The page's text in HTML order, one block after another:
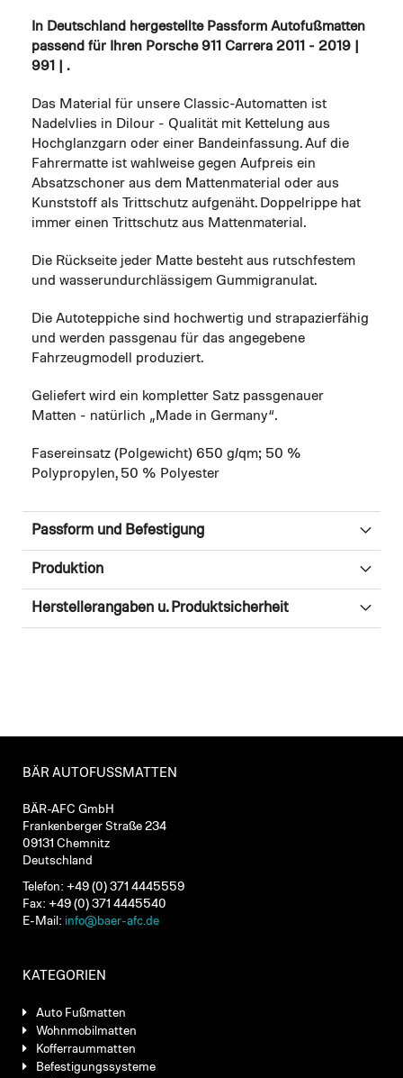
In Deutschland hergestellte Passform Autofußmatten
passend für Ihren Porsche 911 Carrera 2011 - 2019 |
991 | .
Das Material für unsere Classic-Automatten ist
Nadelvlies in Dilour - Qualität mit Kettelung aus
Hochglanzgarn oder einer Bandeinfassung. Auf die
Fahrermatte ist wahlweise gegen Aufpreis ein
Absatzschoner aus dem Mattenmaterial oder aus
Kunststoff als Trittschutz aufgenäht. Doppelrippe hat
immer einen Trittschutz aus Mattenmaterial.
Die Rückseite jeder Matte besteht aus rutschfestem
und wasserundurchlässigem Gummigranulat.
Die Autoteppiche sind hochwertig und strapazierfähig
und werden passgenau für das angegebene
Fahrzeugmodell produziert.
Geliefert wird ein kompletter Satz passgenauer
Matten - natürlich „Made in Germany“.
Fasereinsatz (Polgewicht) 650 g/qm; 50 %
Polypropylen, 50 % Polyester
Passform und Befestigung
Produktion
Herstellerangaben u. Produktsicherheit
BÄR AUTOFUSSMATTEN
BÄR-AFC GmbH
Frankenberger Straße 234
09131 Chemnitz
Deutschland
Telefon: +49 (0) 371 4445559
Fax: +49 (0) 371 4445540
E-Mail: info@baer-afc.de
KATEGORIEN
Auto Fußmatten
Wohnmobilmatten
Kofferraummatten
Befestigungssysteme